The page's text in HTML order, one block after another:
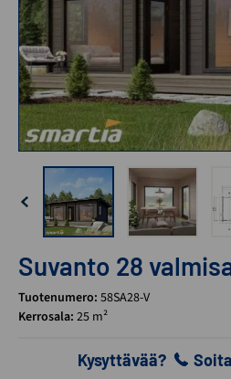
Suvanto 28
Tuotenumero: 58SA28-V
Kerrosala: 25 m²
Kysyttävää?